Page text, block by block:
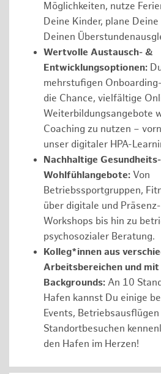
Möglichkeiten, nutze
Deine Kinder, plane
Deinen
Wertvolle Austausch- &
Entwicklungsoptionen:
mehrstufigen
die Chance, vielfältige
Weiterbildungsangebote
Coaching zu nutzen –
unser digitaler HPA-
Nachhaltige
Wohlfühlangebote: Von
Betriebssportgruppen,
über digitale und
Workshops bis hin zu
psychosozialer Beratung.
Kolleg*innen aus
Arbeitsbereichen und mit
Backgrounds: An 10
Hafen kannst Du einige
Events,
Standortbesuchen
den Hafen im Herzen!